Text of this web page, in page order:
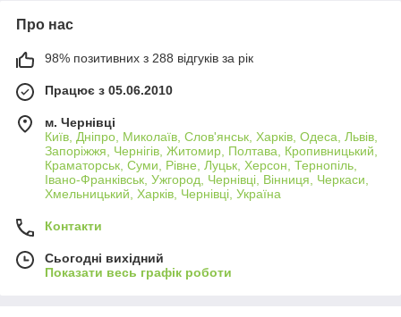
Про нас
98% позитивних з 288 відгуків за рік
Працює з 05.06.2010
м. Чернівці
Київ, Дніпро, Миколаїв, Слов'янськ, Харків, Одеса, Львів,
Запоріжжя, Чернігів, Житомир, Полтава, Кропивницький,
Краматорськ, Суми, Рівне, Луцьк, Херсон, Тернопіль,
Івано-Франківськ, Ужгород, Чернівці, Вінниця, Черкаси,
Хмельницький, Харків, Чернівці, Україна
Контакти
Сьогодні вихідний
Показати весь графік роботи